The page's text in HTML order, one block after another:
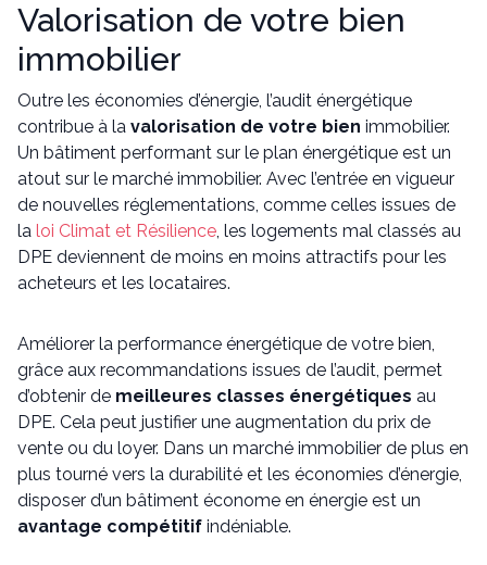
Valorisation de votre bien
immobilier
Outre les économies d’énergie, l’audit énergétique
contribue à la valorisation de votre bien immobilier.
Un bâtiment performant sur le plan énergétique est un
atout sur le marché immobilier. Avec l’entrée en vigueur
de nouvelles réglementations, comme celles issues de
la loi Climat et Résilience, les logements mal classés au
DPE deviennent de moins en moins attractifs pour les
acheteurs et les locataires.
Améliorer la performance énergétique de votre bien,
grâce aux recommandations issues de l’audit, permet
d’obtenir de meilleures classes énergétiques au
DPE. Cela peut justifier une augmentation du prix de
vente ou du loyer. Dans un marché immobilier de plus en
plus tourné vers la durabilité et les économies d’énergie,
disposer d’un bâtiment économe en énergie est un
avantage compétitif indéniable.